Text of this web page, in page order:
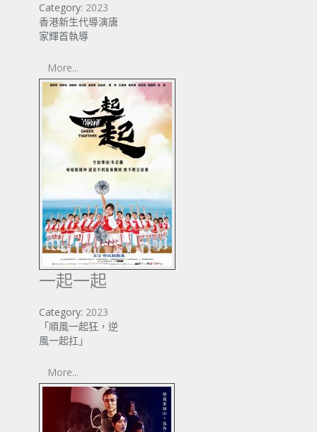
Category: 2023
香港新生代導演唐
家輝首執導
More...
一起一起
Category: 2023
「順風一起狂，逆
風一起扛」
More...